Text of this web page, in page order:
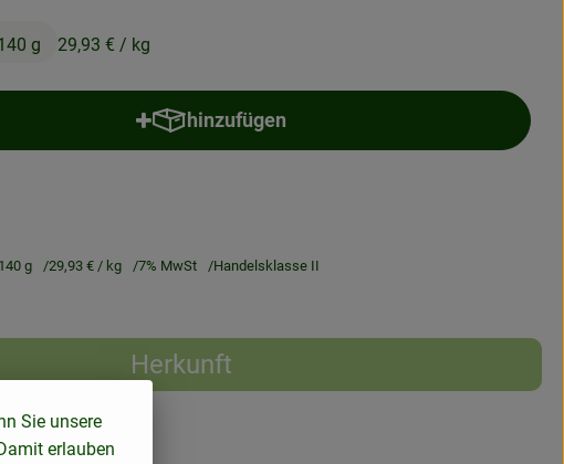
g 29,93 € / kg
hinzufügen
Produkt zum Warenkorb hinzufügen
g 29,93 € / kg 7% MwSt Handelsklasse II
Herkunft
Sie unsere
erlauben